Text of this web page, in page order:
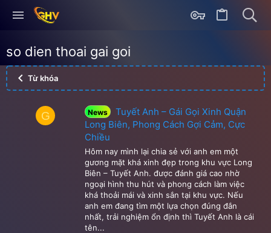
so dien thoai gai goi
Từ khóa
G News
Tuyết Anh – Gái Gọi Xinh Quận
Long Biên, Phong Cách Gợi Cảm, Cực
Chiều
Hôm nay mình lại chia sẻ với anh em một
gương mặt khá xinh đẹp trong khu vực Long
Biên – Tuyết Anh. được đánh giá cao nhờ
ngoại hình thu hút và phong cách làm việc
khá thoải mái và xinh sắn tại khu vực. Nếu
anh em đang tìm một lựa chọn đúng đắn
nhất, trải nghiệm ổn định thì Tuyết Anh là cái
tên...